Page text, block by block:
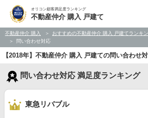
オリコン顧客満足度ランキング
不動産仲介 購入 戸建て
不動産仲介 購入 おすすめの不動産仲介 購入 戸建てランキ
問い合わせ対応
【2018年】不動産仲介 購入 戸建ての問い合わせ
問い合わせ対応 満足度ランキング
東急リバブル